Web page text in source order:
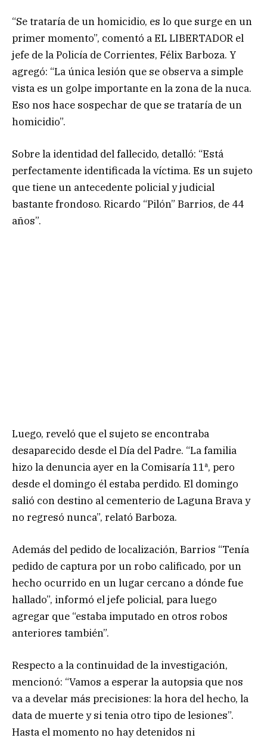
“Se trataría de un homicidio, es lo que surge en un
primer momento”, comentó a EL LIBERTADOR el
jefe de la Policía de Corrientes, Félix Barboza. Y
agregó: “La única lesión que se observa a simple
vista es un golpe importante en la zona de la nuca.
Eso nos hace sospechar de que se trataría de un
homicidio”.
Sobre la identidad del fallecido, detalló: “Está
perfectamente identificada la víctima. Es un sujeto
que tiene un antecedente policial y judicial
bastante frondoso. Ricardo “Pilón” Barrios, de 44
años”.
Luego, reveló que el sujeto se encontraba
desaparecido desde el Día del Padre. “La familia
hizo la denuncia ayer en la Comisaría 11ª, pero
desde el domingo él estaba perdido. El domingo
salió con destino al cementerio de Laguna Brava y
no regresó nunca”, relató Barboza.
Además del pedido de localización, Barrios “Tenía
pedido de captura por un robo calificado, por un
hecho ocurrido en un lugar cercano a dónde fue
hallado”, informó el jefe policial, para luego
agregar que “estaba imputado en otros robos
anteriores también”.
Respecto a la continuidad de la investigación,
mencionó: “Vamos a esperar la autopsia que nos
va a develar más precisiones: la hora del hecho, la
data de muerte y si tenia otro tipo de lesiones”.
Hasta el momento no hay detenidos ni